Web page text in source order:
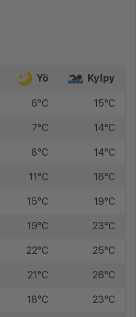
Yö Kylpy
6°C 15°C
7°C 14°C
8°C 14°C
11°C 16°C
15°C 19°C
19°C 23°C
22°C 25°C
21°C 26°C
18°C 23°C